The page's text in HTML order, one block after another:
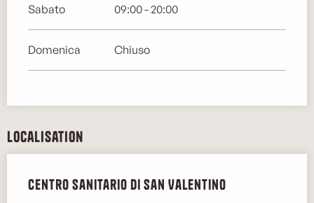
Sabato 09:00 - 20:00
Domenica Chiuso
Localisation
Centro sanitario di San Valentino